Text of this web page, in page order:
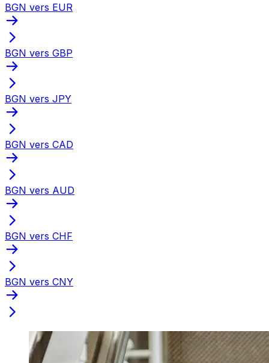
BGN vers EUR
BGN vers GBP
BGN vers JPY
BGN vers CAD
BGN vers AUD
BGN vers CHF
BGN vers CNY